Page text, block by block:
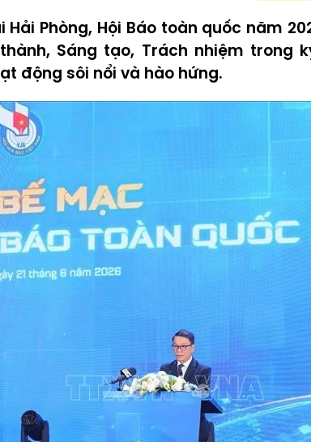
Hải Phòng, Hội Báo toàn quốc năm
Sáng tạo, Trách nhiệm trong
động sôi nổi và hào hứng.